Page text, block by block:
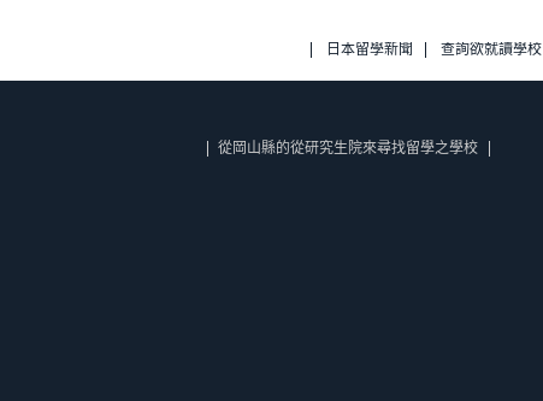
日本留學新聞 查詢欲就讀學校
從岡山縣的從研究生院來尋找留學之學校